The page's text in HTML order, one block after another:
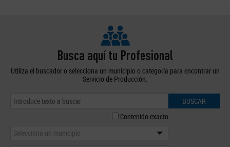
Busca aquí tu Profesional
Utiliza el buscador o selecciona un municipio o categoría para encontrar un
Servicio de Producción.
BUSCAR
Contenido exacto
Selecciona un municipio